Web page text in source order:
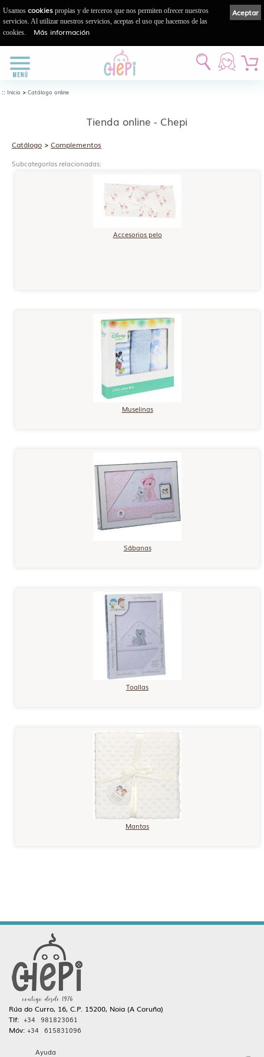
:: Inicio > Catálogo online
Tienda online - Chepi
Catálogo > Complementos
Subcategorías relacionadas:
Accesorios pelo
Muselinas
Sábanas
Toallas
Mantas
Rúa do Curro, 16, C.P. 15200, Noia (A Coruña)
Tlf: +34 981823061
Móv: +34 615831096
Ayuda
Aceptar
Usamos cookies propias y de terceros que nos permiten ofrecer nuestros
servicios. Al utilizar nuestros servicios, aceptas el uso que hacemos de las
cookies.
Más información